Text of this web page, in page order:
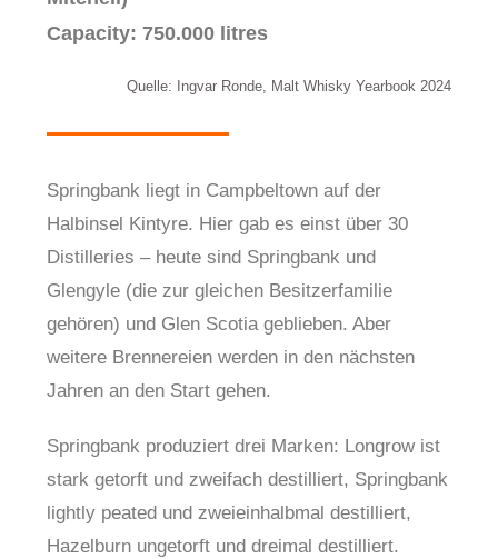
Capacity: 750.000 litres
Quelle: Ingvar Ronde, Malt Whisky Yearbook 2024
Springbank liegt in Campbeltown auf der
Halbinsel Kintyre. Hier gab es einst über 30
Distilleries – heute sind Springbank und
Glengyle (die zur gleichen Besitzerfamilie
gehören) und Glen Scotia geblieben. Aber
weitere Brennereien werden in den nächsten
Jahren an den Start gehen.
Springbank produziert drei Marken: Longrow ist
stark getorft und zweifach destilliert, Springbank
lightly peated und zweieinhalbmal destilliert,
Hazelburn ungetorft und dreimal destilliert.